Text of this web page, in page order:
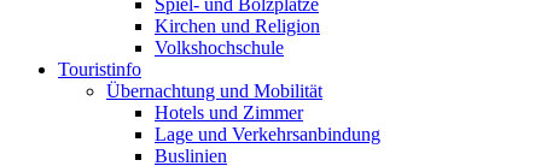
Kirchen und Religion
Volkshochschule
Touristinfo
Übernachtung und Mobilität
Hotels und Zimmer
Lage und Verkehrsanbindung
Buslinien